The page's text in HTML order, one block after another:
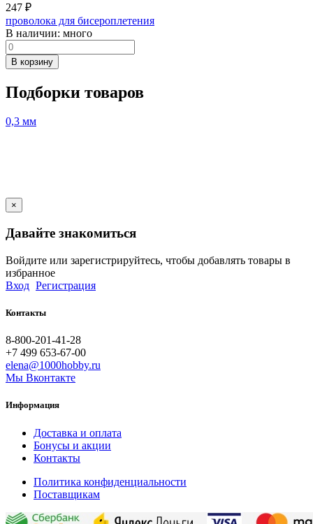
247 ₽
проволока для бисероплетения
В наличии: много
В корзину
Подборки товаров
0,3 мм
×
Давайте знакомиться
Войдите или зарегистрируйтесь, чтобы добавлять товары в
избранное
Вход Регистрация
Контакты
8-800-201-41-28
+7 499 653-67-00
elena@1000hobby.ru
Мы Вконтакте
Информация
Доставка и оплата
Бонусы и акции
Контакты
Политика конфиденциальности
Поставщикам